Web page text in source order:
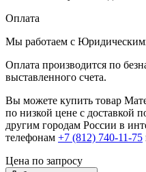
Оплата
Мы работаем с
Оплата производится по
выставленного счета.
Вы можете купить товар
по низкой цене с доставкой
другим городам России в
телефонам +7 (812) 740-11-75
Цена по запросу